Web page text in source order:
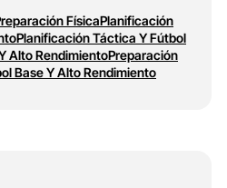
FísicaPlanificación
Planificación Táctica Y Fútbol
Alto RendimientoPreparación
Base Y Alto Rendimiento